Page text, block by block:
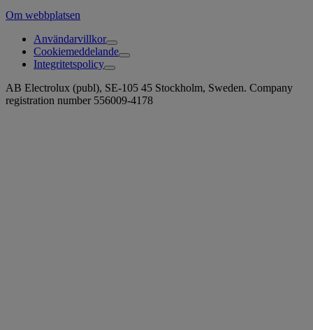
Om webbplatsen
Användarvillkor
Cookiemeddelande
Integritetspolicy
AB Electrolux (publ), SE-105 45 Stockholm, Sweden. Company
registration number 556009-4178